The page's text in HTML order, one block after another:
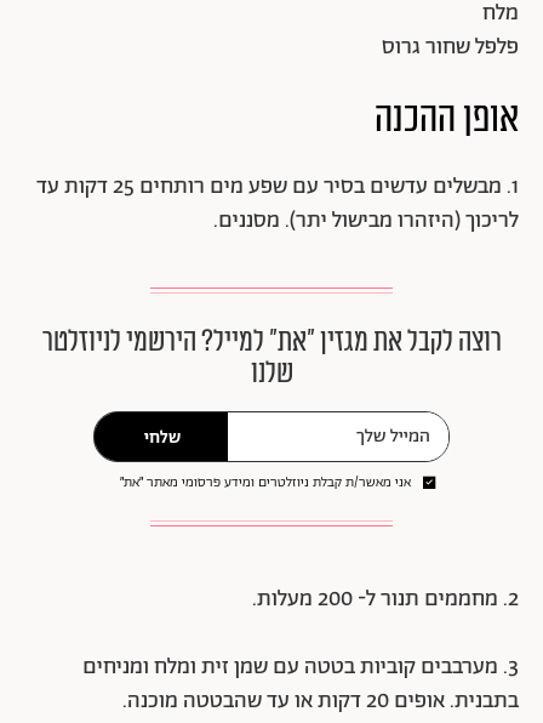
מלח
פלפל שחור גרוס
אופן ההכנה
1. מבשלים עדשים בסיר עם שפע מים רותחים 25 דקות עד
לריכוך (היזהרו מבישול יתר). מסננים.
רוצה לקבל את מגזין ״את״ למייל? הירשמי לניוזלטר
שלנו
שלחי
אני מאשר/ת קבלת ניוזלטרים ומידע פרסומי מאתר ״את״
2. מחממים תנור ל- 200 מעלות.
3. מערבבים קוביות בטטה עם שמן זית ומלח ומניחים
בתבנית. אופים 20 דקות או עד שהבטטה מוכנה.